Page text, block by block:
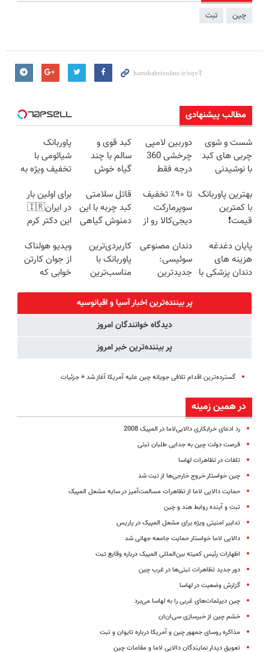
چین تبت
مطالب پیشنهادی
شست و شوی
چربی های کبد
با نوشیدنی
دوربین لامپی
چرخشی 360
درجه فقط
🔥 پرداخت
درب منزل
کبد قوی و
سالم با چند
گیاه خوش
پاوربانک
شیائومی با
تخفیف ویژه به
بهترین پاوربانک
با کمترین
قیمت❗
تا ۹۰٪ تخفیف‌
سوپرمارکت
دیجی‌کالا رو از
قاتل سلامتی
کبد چربه با این
دمنوش گیاهی
برای اولین بار
در ایران🇮🇷
این دکتر کرم
روزه ساخت!
پایان دغدغه
هزینه های
دندان پزشکی با
دندان مصنوعی
سوئیسی:
جدیدترین
سبک و مقاوم |
پرداخت قسطی
کاربردی‌ترین
پاوربانک با
مناسب‌ترین
ویدیو هولناک
از جوان کارتن
خوابی که
پر بیننده‌ترین اخبار آسیا و اقیانوسیه
دیدگاه خوانندگان امروز
پر بیننده‌ترین خبر امروز
گسترده‌ترین اقدام تلافی جویانه چین علیه آمریکا آغاز شد + جزئیات
در همین زمینه
رد ادعای خرابکاری دالایی‌لاما در المپیک 2008
فرصت دولت چین به جدایی طلبان تبتی
تلفات در تظاهرات لهاسا
چین خواستار خروج خارجی‌ها از تبت شد
حمایت دالایی لاما از تظاهرات مسالمت‌آمیز در سایه مشعل المپیک
تبت و آینده روابط هند و چین
تدابیر امنیتی ویژه برای مشعل المپیک در پاریس
دالایی لاما خواستار حمایت جامعه جهانی شد
اظهارات رئیس کمیته بین‌المللی المپیک درباره وقایع تبت
دور جدید تظاهرات تبتی‌ها در غرب چین
گزارش وضعیت در لهاسا
چین دیپلمات‌های غربی را به لهاسا می‌برد
خشم چین از خبرسازی سی‌‌ان‌ان
مذاکره روسای جمهور چین و آمریکا درباره تایوان و تبت
تعویق دیدار نمایندگان دالایی لاما و مقامات چین